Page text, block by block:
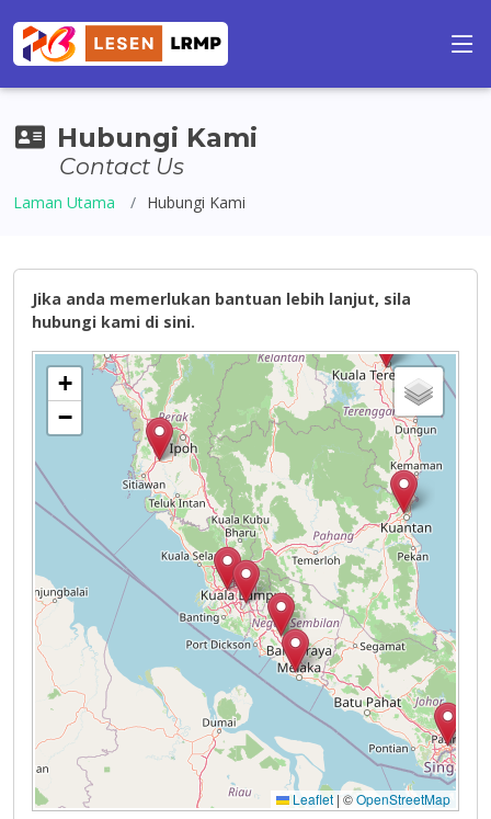
Hubungi Kami
Contact Us
Laman Utama Hubungi Kami
Jika anda memerlukan bantuan lebih lanjut, sila
hubungi kami di sini.